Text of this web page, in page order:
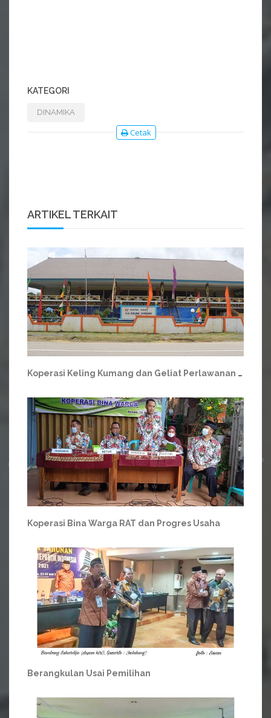
KATEGORI
DINAMIKA
Cetak
ARTIKEL TERKAIT
Koperasi Keling Kumang dan Geliat Perlawanan dari Tanah Dayak
Koperasi Bina Warga RAT dan Progres Usaha
Berangkulan Usai Pemilihan